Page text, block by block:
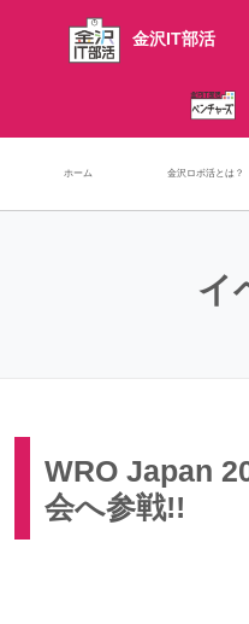
金沢IT部活
ホーム 金沢ロボ活とは？
イ
WRO Japan
会へ参戦!!